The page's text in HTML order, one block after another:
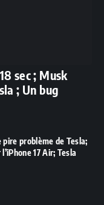
sec ; Musk
; Un bug
problème de Tesla;
17 Air; Tesla